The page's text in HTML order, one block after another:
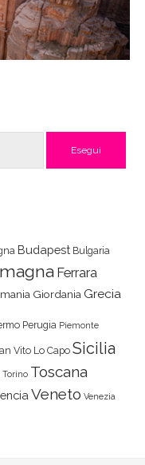
Budapest Bulgaria
Ferrara
Giordania Grecia
Perugia Piemonte
Vito Lo Capo Sicilia
Torino Toscana
Veneto Venezia